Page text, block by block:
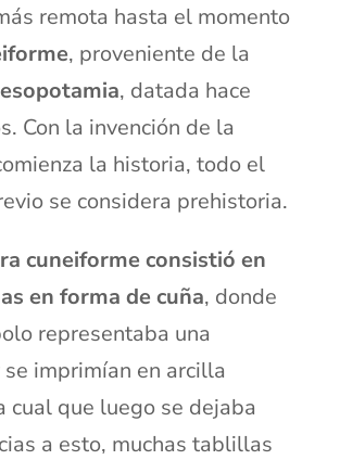
remota hasta el momento
, proveniente de la
, datada hace
Con la invención de la
la historia, todo el
se considera prehistoria.
cuneiforme consistió en
en forma de cuña, donde
representaba una
imprimían en arcilla
que luego se dejaba
a esto, muchas tablillas